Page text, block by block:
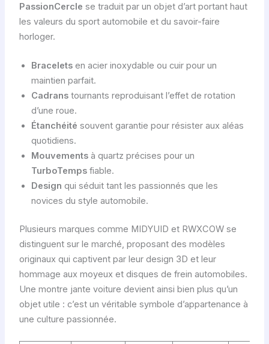
PassionCercle se traduit par un objet d’art portant haut
les valeurs du sport automobile et du savoir-faire
horloger.
Braceletsen acier inoxydable ou cuir pour un
maintien parfait.
Cadranstournants reproduisant l’effet de rotation
d’une roue.
Étanchéité souvent garantie pour résister aux aléas
quotidiens.
Mouvementsà quartz précises pour un
TurboTempsfiable.
Design qui séduit tant les passionnés que les
novices du style automobile.
Plusieurs marques comme MIDYUID et RWXCOW se
distinguent sur le marché, proposant des modèles
originaux qui captivent par leur design 3D et leur
hommage aux moyeux et disques de frein automobiles.
Une montre jante voiture devient ainsi bien plus qu’un
objet utile : c’est un véritable symbole d’appartenance à
une culture passionnée.